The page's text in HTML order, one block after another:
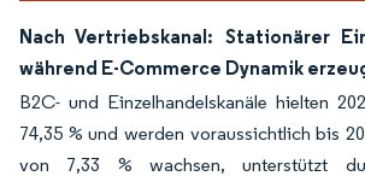
Nach Vertriebskanal: Stationärer
während E-Commerce Dynamik
B2C- und Einzelhandelskanäle hielten
74,35 % und werden voraussichtlich bis
von 7,33 % wachsen, unterstützt